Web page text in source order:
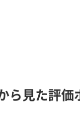
ら見た評価